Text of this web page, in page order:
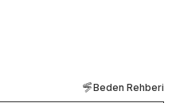
Beden Rehberi